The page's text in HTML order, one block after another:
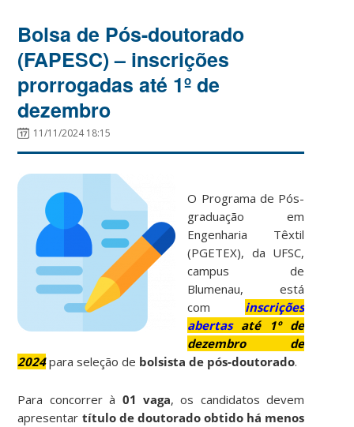
Bolsa de Pós-doutorado
(FAPESC) – inscrições
prorrogadas até 1º de
dezembro
11/11/2024 18:15
O Programa de Pós-
graduação em
Engenharia Têxtil
(PGETEX), da UFSC,
campus de
Blumenau, está
com inscrições
abertasaté 1º de
dezembro de
2024para seleção de bolsista de pós-doutorado.
Para concorrer à 01 vaga, os candidatos devem
apresentar título de doutorado obtido há menos